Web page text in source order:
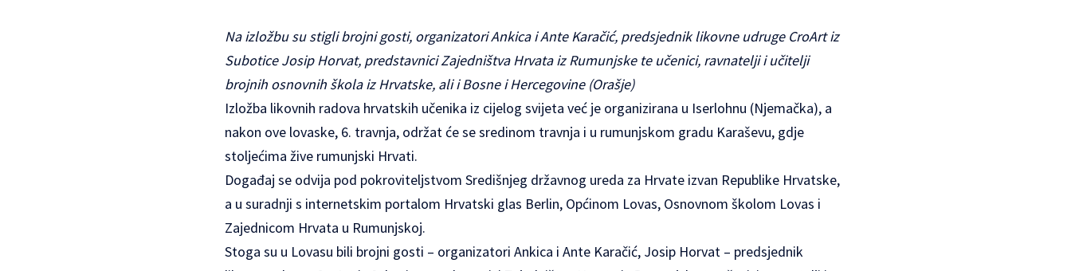
Na izložbu su stigli brojni gosti, organizatori Ankica i Ante Karačić, predsjednik likovne udruge CroArt iz
Subotice Josip Horvat, predstavnici Zajedništva Hrvata iz Rumunjske te učenici, ravnatelji i učitelji
brojnih osnovnih škola iz Hrvatske, ali i Bosne i Hercegovine (Orašje)
Izložba likovnih radova hrvatskih učenika iz cijelog svijeta već je organizirana u Iserlohnu (Njemačka), a
nakon ove lovaske, 6. travnja, održat će se sredinom travnja i u rumunjskom gradu Karaševu, gdje
stoljećima žive rumunjski Hrvati.
Događaj se odvija pod pokroviteljstvom Središnjeg državnog ureda za Hrvate izvan Republike Hrvatske,
a u suradnji s internetskim portalom Hrvatski glas Berlin, Općinom Lovas, Osnovnom školom Lovas i
Zajednicom Hrvata u Rumunjskoj.
Stoga su u Lovasu bili brojni gosti – organizatori Ankica i Ante Karačić, Josip Horvat – predsjednik